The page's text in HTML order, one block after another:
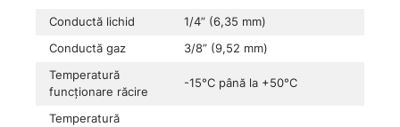
Conductă lichid
1/4” (6,35 mm)
Conductă gaz
3/8” (9,52 mm)
Temperatură
funcționare răcire
-15°C până la +50°C
Temperatură